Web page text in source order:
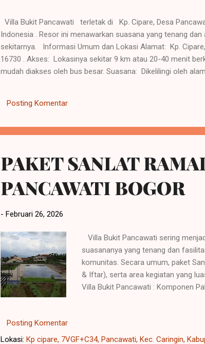
Villa Bukit Pancawati terletak di Kp. Cipare, Desa
Indonesia . Resor ini menawarkan suasana yang tenang
sekitarnya. Informasi Umum dan Lokasi Alamat: Kp.
16730 . Akses: Lokasinya sekitar 9 km atau 20-40 menit
mudah diakses oleh bus besar. Suasana: Dikelilingi oleh
mendukung kegiatan liburan keluarga, gathering , rapat,
dengan pemandangan kolam renang dan lembah Ruang
Posting Komentar
PAKET SANLAT
PANCAWATI BOGOR
- Februari 26, 2026
Villa Bukit Pancawati sering
suasananya yang tenang dan
komunitas. Secara umum, paket
& Iftar), serta area kegiatan yang
Villa Bukit Pancawati : Komponen
Puasa . Ruang Pertemuan:
Posting Komentar
Lokasi: Kp cipare, 7VGF+C34, Pancawati, Kec. Caringin,